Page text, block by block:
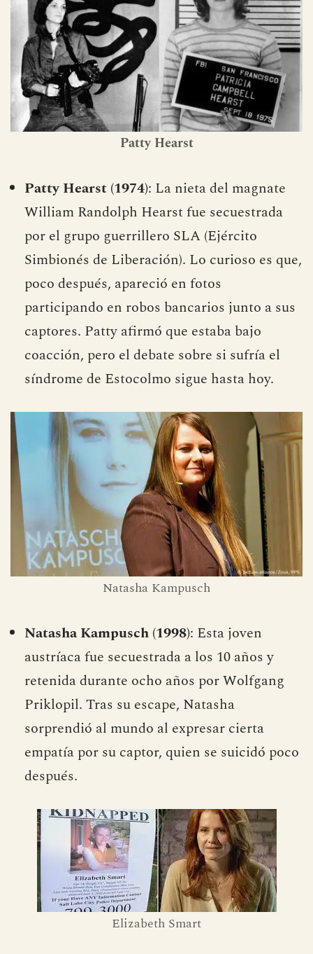
Patty Hearst
Patty Hearst (1974): La nieta del magnate
William Randolph Hearst fue secuestrada
por el grupo guerrillero SLA (Ejército
Simbionés de Liberación). Lo curioso es que,
poco después, apareció en fotos
participando en robos bancarios junto a sus
captores. Patty afirmó que estaba bajo
coacción, pero el debate sobre si sufría el
síndrome de Estocolmo sigue hasta hoy.
Natasha Kampusch
Natasha Kampusch (1998): Esta joven
austríaca fue secuestrada a los 10 años y
retenida durante ocho años por Wolfgang
Priklopil. Tras su escape, Natasha
sorprendió al mundo al expresar cierta
empatía por su captor, quien se suicidó poco
después.
Elizabeth Smart